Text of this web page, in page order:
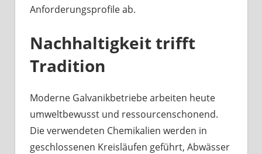
Anforderungsprofile ab.
Nachhaltigkeit trifft
Tradition
Moderne Galvanikbetriebe arbeiten heute
umweltbewusst und ressourcenschonend.
Die verwendeten Chemikalien werden in
geschlossenen Kreisläufen geführt, Abwässer